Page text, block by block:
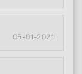
05-01-2021